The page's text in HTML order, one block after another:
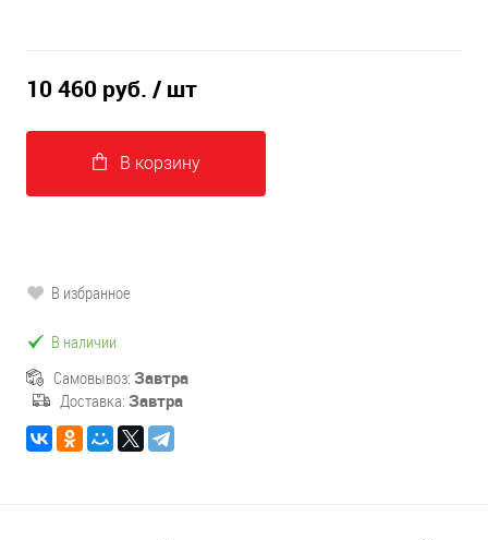
10 460 руб. / шт
В корзину
В избранное
В наличии
Самовывоз: Завтра
Доставка: Завтра